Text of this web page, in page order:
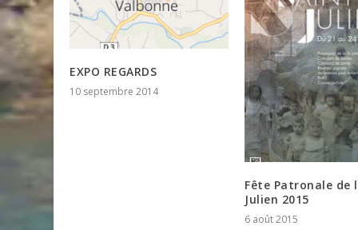
EXPO REGARDS
10 septembre 2014
Fête Patronale de
Julien 2015
6 août 2015